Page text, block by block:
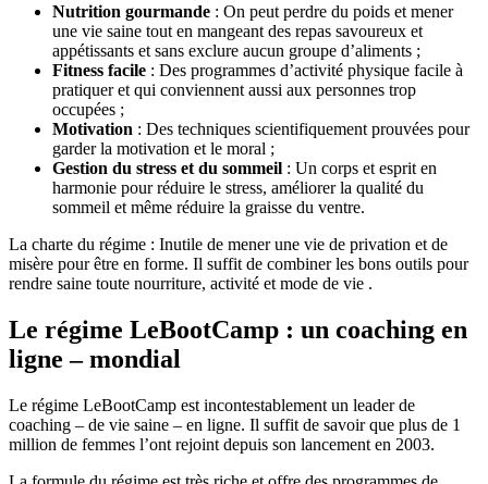
Nutrition gourmande : On peut perdre du poids et mener
une vie saine tout en mangeant des repas savoureux et
appétissants et sans exclure aucun groupe d’aliments ;
Fitness facile : Des programmes d’activité physique facile à
pratiquer et qui conviennent aussi aux personnes trop
occupées ;
Motivation : Des techniques scientifiquement prouvées pour
garder la motivation et le moral ;
Gestion du stress et du sommeil : Un corps et esprit en
harmonie pour réduire le stress, améliorer la qualité du
sommeil et même réduire la graisse du ventre.
La charte du régime : Inutile de mener une vie de privation et de
misère pour être en forme. Il suffit de combiner les bons outils pour
rendre saine toute nourriture, activité et mode de vie .
Le régime LeBootCamp : un coaching en
ligne – mondial
Le régime LeBootCamp est incontestablement un leader de
coaching – de vie saine – en ligne. Il suffit de savoir que plus de 1
million de femmes l’ont rejoint depuis son lancement en 2003.